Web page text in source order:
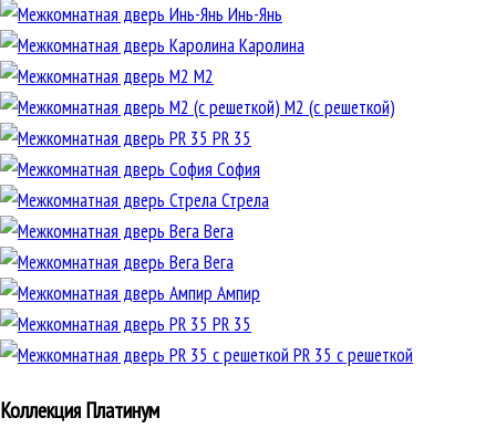
Инь-Янь
Каролина
М2
М2 (с решеткой)
PR 35
София
Стрела
Вега
Вега
Ампир
PR 35
PR 35 с решеткой
Коллекция Платинум